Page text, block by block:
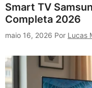
Smart TV
Completa 2026
maio 16, 2026 Por Lucas